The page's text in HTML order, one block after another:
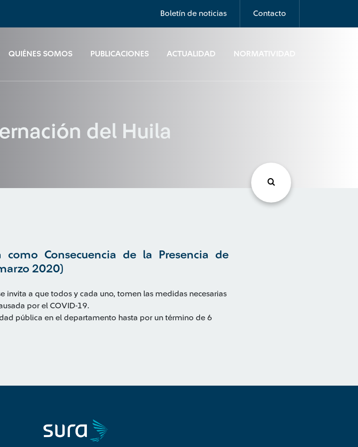
Boletín de noticias Contacto
QUIÉNES SOMOS PUBLICACIONES ACTUALIDAD NORMATIVIDAD
del Huila
Consecuencia de la Presencia de
2020)
a que todos y cada uno, tomen las medidas necesarias
por el COVID-19.
pública en el departamento hasta por un término de 6